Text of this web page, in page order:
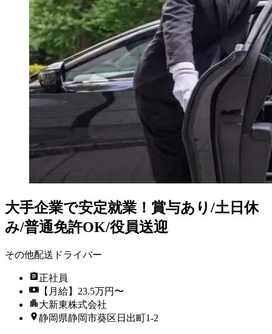
大手企業で安定就業！賞与あり/土日休
み/普通免許OK/役員送迎
その他配送ドライバー
正社員
【月給】23.5万円〜
大新東株式会社
静岡県静岡市葵区日出町1-2